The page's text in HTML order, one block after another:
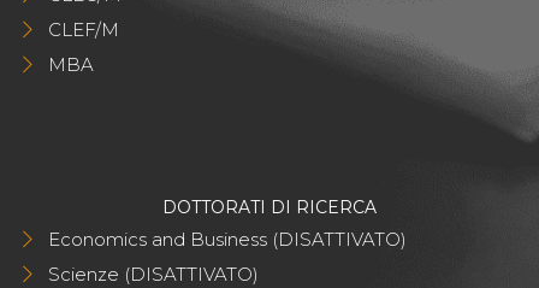
CLEF/M
MBA
DOTTORATI DI RICERCA
Economics and Business (DISATTIVATO)
Scienze (DISATTIVATO)